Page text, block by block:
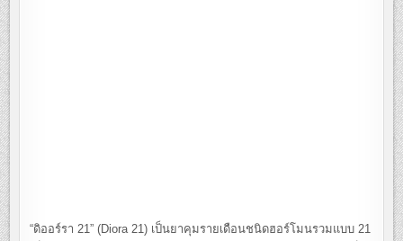
“ดิออร์รา 21” (Diora 21) เป็นยาคุมรายเดือนชนิดฮอร์โมนรวมแบบ 21